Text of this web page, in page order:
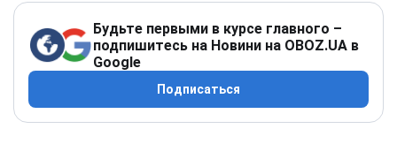
Будьте первыми в курсе главного –
подпишитесь на Новини на OBOZ.UA в
Google
Подписаться